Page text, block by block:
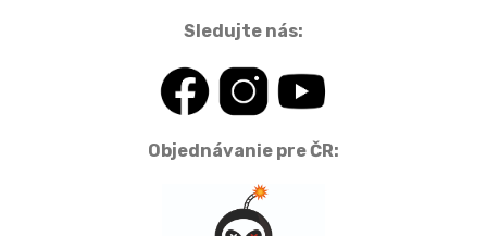
Sledujte nás:
Objednávanie pre ČR: